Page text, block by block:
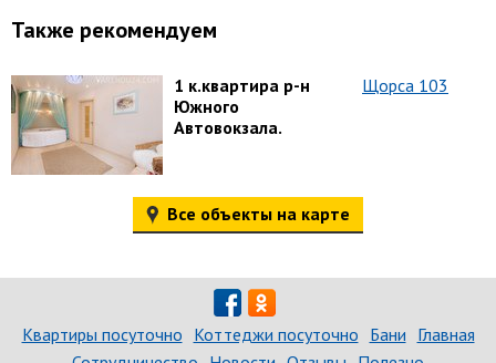
Также рекомендуем
1 к.квартира р-н
Южного
Автовокзала.
Щорса 103
Все объекты на карте
Квартиры посуточно Коттеджи посуточно Бани Главная